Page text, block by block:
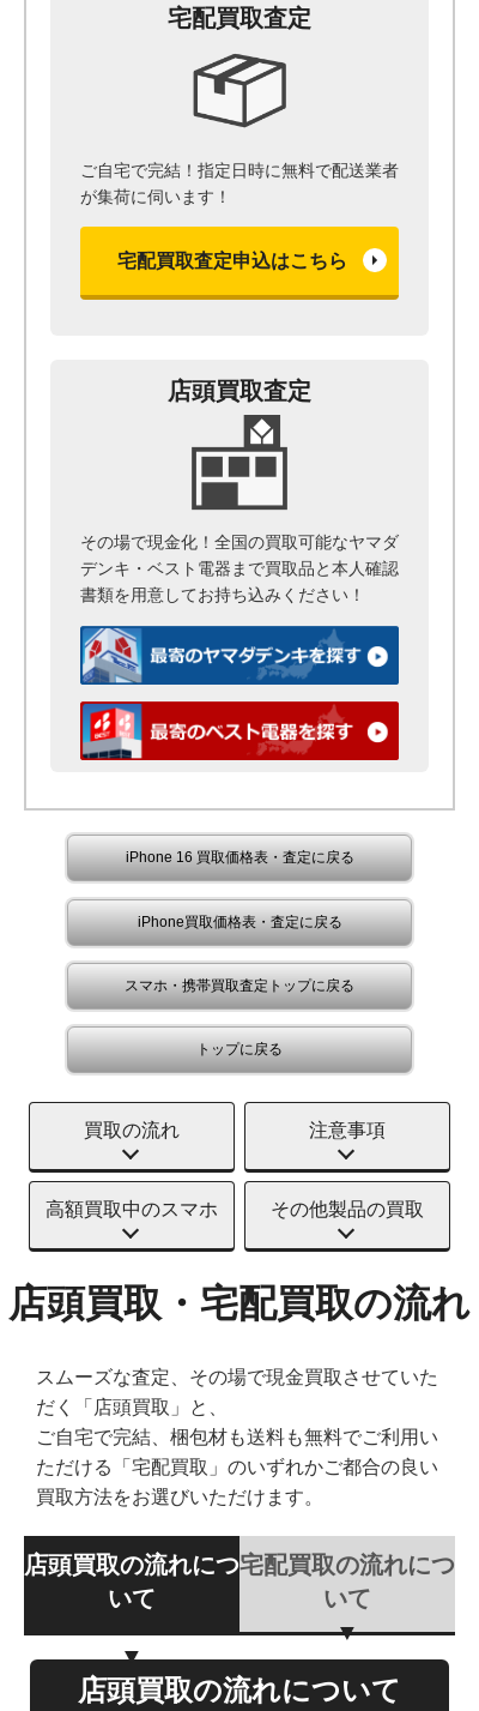
宅配買取査定
ご自宅で完結！指定日時に無料で配送業者
が集荷に伺います！
宅配買取査定申込はこちら
店頭買取査定
その場で現金化！全国の買取可能なヤマダ
デンキ・ベスト電器まで買取品と本人確認
書類を用意してお持ち込みください！
iPhone 16 買取価格表・査定に戻る
iPhone買取価格表・査定に戻る
スマホ・携帯買取査定トップに戻る
トップに戻る
買取の流れ 注意事項
高額買取中のスマホ その他製品の買取
店頭買取・宅配買取の流れ
スムーズな査定、その場で現金買取させていた
だく「店頭買取」と、
ご自宅で完結、梱包材も送料も無料でご利用い
ただける「宅配買取」のいずれかご都合の良い
買取方法をお選びいただけます。
店頭買取の流れにつ
いて
宅配買取の流れにつ
いて
店頭買取の流れについて